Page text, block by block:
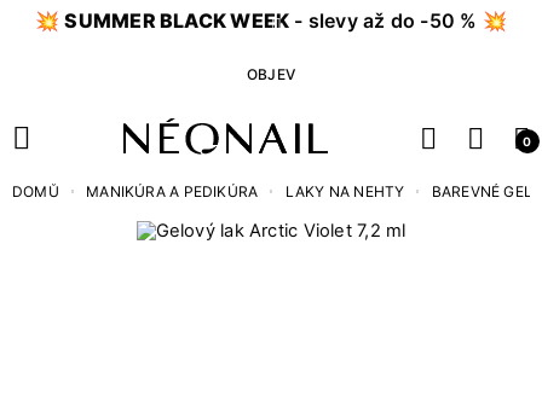
💥SUMMER BLACK WEEK - slevy až do -50 % 💥
OBJEV
0
DOMŮ MANIKÚRA A PEDIKÚRA LAKY NA NEHTY BAREVNÉ GEL